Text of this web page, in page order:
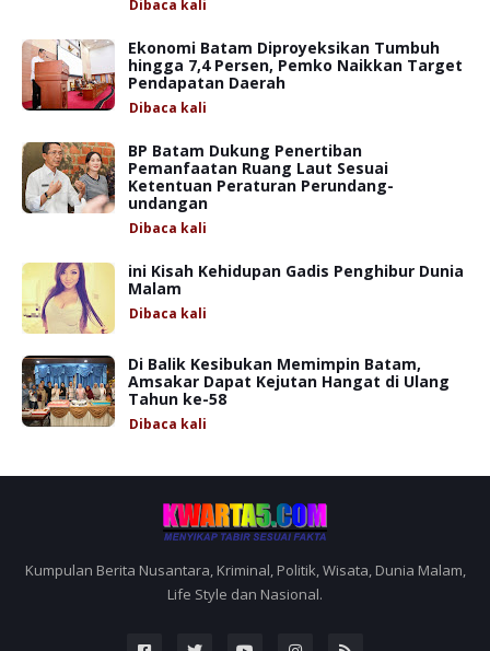
Dibaca kali
Ekonomi Batam Diproyeksikan Tumbuh
hingga 7,4 Persen, Pemko Naikkan Target
Pendapatan Daerah
Dibaca kali
BP Batam Dukung Penertiban
Pemanfaatan Ruang Laut Sesuai
Ketentuan Peraturan Perundang-
undangan
Dibaca kali
ini Kisah Kehidupan Gadis Penghibur Dunia
Malam
Dibaca kali
Di Balik Kesibukan Memimpin Batam,
Amsakar Dapat Kejutan Hangat di Ulang
Tahun ke-58
Dibaca kali
Kumpulan Berita Nusantara, Kriminal, Politik, Wisata, Dunia Malam,
Life Style dan Nasional.